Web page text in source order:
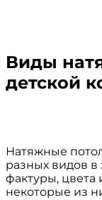
Виды
детской
Натяжные
разных видов в
фактуры, цвета
некоторые из